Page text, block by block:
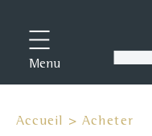
Menu
Accueil >Acheter